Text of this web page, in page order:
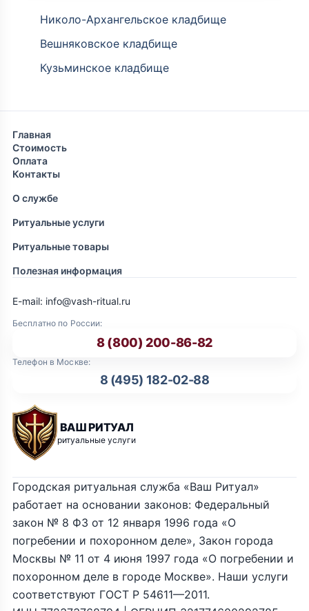
Николо-Архангельское кладбище
Вешняковское кладбище
Кузьминское кладбище
Главная
Стоимость
Оплата
Контакты
О службе
Ритуальные услуги
Ритуальные товары
Полезная информация
ВАШ РИТУАЛ
ритуальные услуги
Бесплатно по России:
8 (800) 200-86-82
Телефон в Москве:
8 (495) 182-02-88
E-mail: info@vash-ritual.ru
Городская ритуальная служба «Ваш Ритуал»
работает на основании законов: Федеральный
закон № 8 ФЗ от 12 января 1996 года «О
погребении и похоронном деле», Закон города
Москвы № 11 от 4 июня 1997 года «О погребении и
похоронном деле в городе Москве». Наши услуги
соответствуют ГОСТ Р 54611—2011.